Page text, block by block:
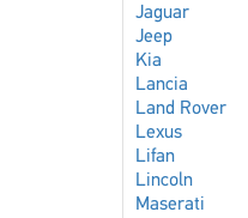
Jaguar
Jeep
Kia
Lancia
Land Rover
Lexus
Lifan
Lincoln
Maserati